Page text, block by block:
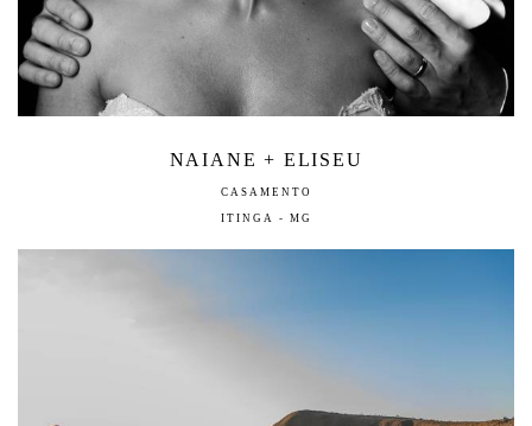
NAIANE + ELISEU
CASAMENTO
ITINGA - MG